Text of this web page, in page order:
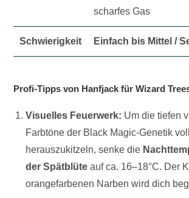
scharfes Gas
Schwierigkeit Einfach bis Mittel /
Profi-Tipps von Hanfjack für Wizard
Visuelles Feuerwerk: Um die tiefen
Farbtöne der Black Magic-Genetik voll
herauszukitzeln, senke die
der Spätblüte auf ca. 16–18°C. Der
orangefarbenen Narben wird dich